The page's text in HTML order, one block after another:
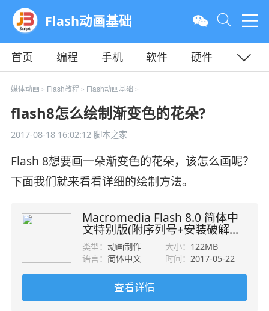
Flash动画基础
首页 编程 手机 软件
硬件
教程
平面 服务器
媒体动画 > Flash教程 > Flash动画基础 >
flash8怎么绘制渐变色的花朵?
2017-08-18 16:02:12脚本之家
Flash 8想要画一朵渐变色的花朵，该怎么画呢？
下面我们就来看看详细的绘制方法。
Macromedia Flash 8.0 简体中
文特别版(附序列号+安装破解教
程)
类型：动画制作 大小： 122MB
语言： 简体中文 时间： 2017-05-22
查看详情